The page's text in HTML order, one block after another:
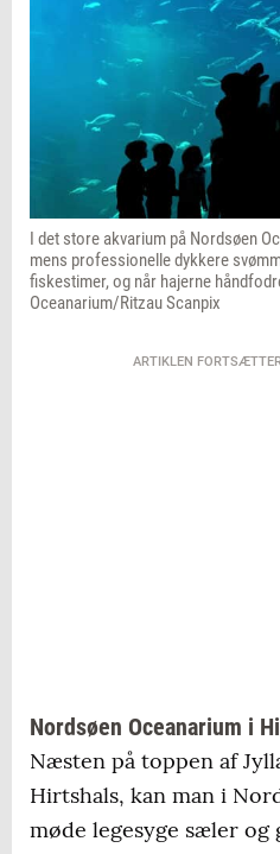
I det store akvarium på Nordsøen
mens professionelle dykkere
fiskestimer, og når hajerne
Oceanarium/Ritzau Scanpix
ARTIKLEN
Nordsøen Oceanarium i
Næsten på toppen af
Hirtshals, kan man i
møde legesyge sæler og